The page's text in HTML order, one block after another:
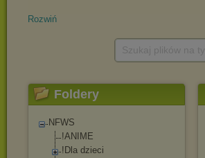
Rozwiń
Foldery
NFWS
!ANIME
!Dla dzieci